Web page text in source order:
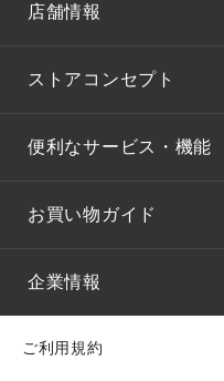
店舗情報
ストアコンセプト
便利なサービス・機能
お買い物ガイド
企業情報
ご利用規約